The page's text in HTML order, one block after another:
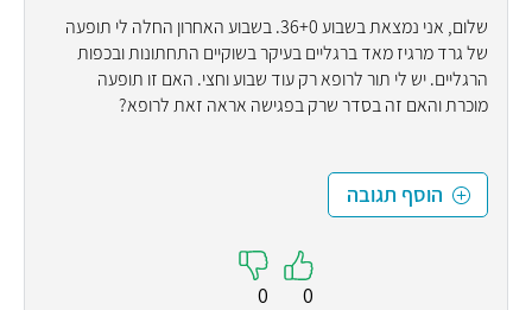
שלום, אני נמצאת בשבוע 36+0. בשבוע האחרון החלה לי תופעה
של גרד מרגיז מאד ברגליים בעיקר בשוקיים התחתונות ובכפות
הרגליים. יש לי תור לרופא רק עוד שבוע וחצי. האם זו תופעה
מוכרת והאם זה בסדר שרק בפגישה אראה זאת לרופא?
הוסף תגובה
0
0